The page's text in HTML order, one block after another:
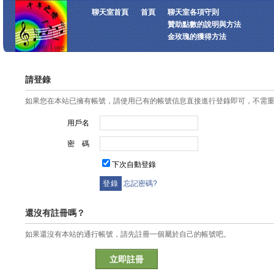
聊天室首頁 首頁
聊天室各項守則
贊助點數的說明與方法
金玫瑰的獲得方法
請登錄
如果您在本站已擁有帳號，請使用已有的帳號信息直接進行登錄即可，不需
用戶名
密 碼
下次自動登錄
忘記密碼?
還沒有註冊嗎？
如果還沒有本站的通行帳號，請先註冊一個屬於自己的帳號吧。
立即註冊